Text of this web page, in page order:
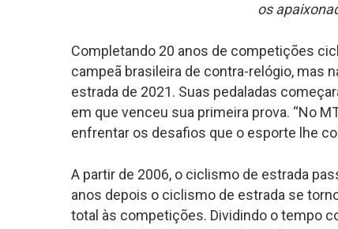
os
Completando 20 anos de competições
campeã brasileira de contra-relógio, mas
estrada de 2021. Suas pedaladas
em que venceu sua primeira prova. “No
enfrentar os desafios que o esporte lhe
A partir de 2006, o ciclismo de estrada
anos depois o ciclismo de estrada se
total às competições. Dividindo o tempo